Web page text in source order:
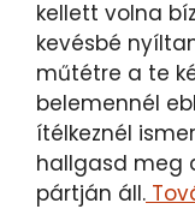
kellett volna
kevésbé
műtétre a te
belemennél
ítélkeznél
hallgasd meg
pártján áll.